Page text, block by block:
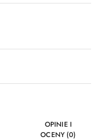
OPINIE I
OCENY (0)